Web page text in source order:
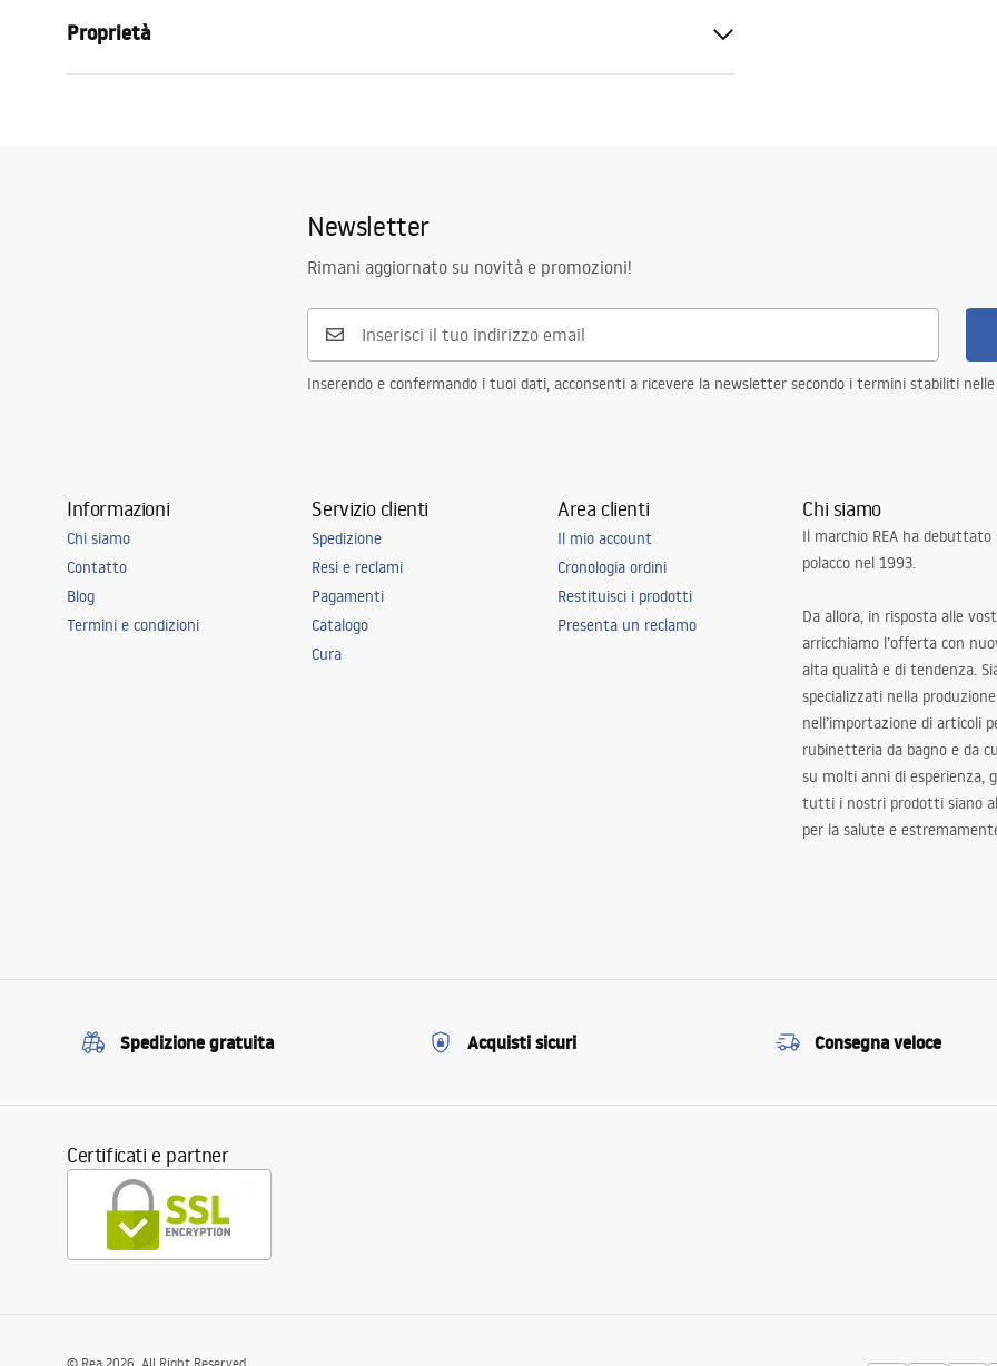
Proprietà
110
90mm
24 mesi
Newsletter
Rimani aggiornato su novità e promozioni!
Inserendo e confermando i tuoi dati, acconsenti a ricevere la newsletter secondo i termini stabiliti nelle
Informazioni
Chi siamo
Contatto
Blog
Termini e condizioni
Servizio clienti
Spedizione
Resi e reclami
Pagamenti
Catalogo
Cura
Area clienti
Il mio account
Cronologia ordini
Restituisci i prodotti
Presenta un reclamo
Chi siamo
Il marchio REA ha
polacco nel 1993.
Da allora, in risposta alle
arricchiamo l’offerta con
alta qualità e di tendenza.
specializzati nella
nell’importazione di articoli
rubinetteria da bagno e da
su molti anni di esperienza,
tutti i nostri prodotti siano
per la salute e
Spedizione gratuita Acquisti sicuri Consegna veloce
Certificati e partner